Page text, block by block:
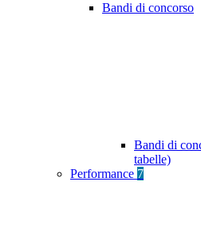
Bandi di concorso
Bandi di
tabelle)
Performance 7